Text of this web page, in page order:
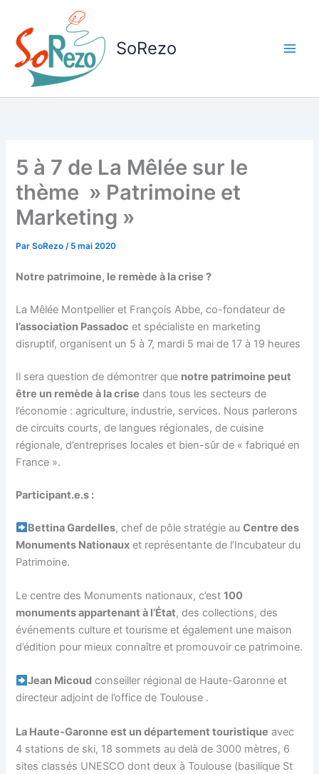
contenu
SoRezo
5 à 7 de La Mêlée sur le
thème » Patrimoine et
Marketing »
ParSoRezo/ 5 mai 2020
Notre patrimoine, le remède à la crise ?
La Mêlée Montpellier et François Abbe, co-fondateur de
l’association Passadoc et spécialiste en marketing
disruptif, organisent un 5 à 7, mardi 5 mai de 17 à 19 heures
Il sera question de démontrer que notre patrimoine peut
être un remède à la crise dans tous les secteurs de
l’économie : agriculture, industrie, services. Nous parlerons
de circuits courts, de langues régionales, de cuisine
régionale, d’entreprises locales et bien-sûr de « fabriqué en
France ».
Participant.e.s :
Bettina Gardelles, chef de pôle stratégie auCentre des
Monuments Nationaux et représentante de l’Incubateur du
Patrimoine.
Le centre des Monuments nationaux, c’est100
monuments appartenant à l’État, des collections, des
événements culture et tourisme et également une maison
d’édition pour mieux connaître et promouvoir ce patrimoine.
Jean Micoud conseiller régional de Haute-Garonne et
directeur adjoint de l’office de Toulouse .
La Haute-Garonne est un département touristique avec
4 stations de ski, 18 sommets au delà de 3000 mètres, 6
sites classés UNESCO dont deux à Toulouse (basilique St